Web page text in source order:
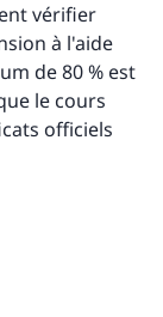
vérifier
à l'aide
de 80 % est
le cours
officiels